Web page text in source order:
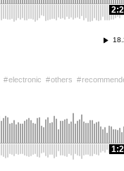
electronic others